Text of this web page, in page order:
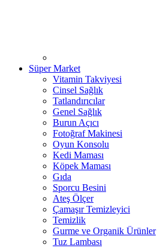
Süper Market
Vitamin Takviyesi
Cinsel Sağlık
Tatlandırıcılar
Genel Sağlık
Burun Açıcı
Fotoğraf Makinesi
Oyun Konsolu
Kedi Maması
Köpek Maması
Gıda
Sporcu Besini
Ateş Ölçer
Çamaşır Temizleyici
Temizlik
Gurme ve Organik Ürünler
Tuz Lambası